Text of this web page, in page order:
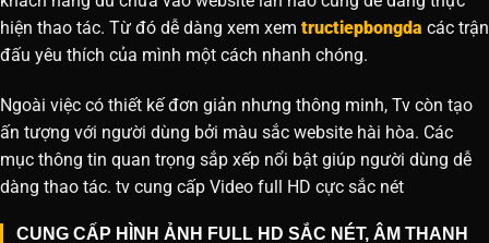
hiện thao tác. Từ đó dễ dàng xem xem tructiepbongda các trận
đấu yêu thích của mình một cách nhanh chóng.
Ngoài việc có thiết kế đơn giản nhưng thông minh, Tv còn tạo
ấn tượng với người dùng bởi màu sắc website hài hòa. Các
mục thông tin quan trọng sắp xếp nổi bật giúp người dùng dễ
dàng thao tác. tv cung cấp Video full HD cực sắc nét
CUNG CẤP HÌNH ẢNH FULL HD SẮC NÉT, ÂM THANH